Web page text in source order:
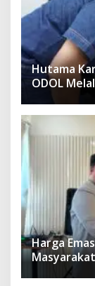
Hutama
ODOL
Harga